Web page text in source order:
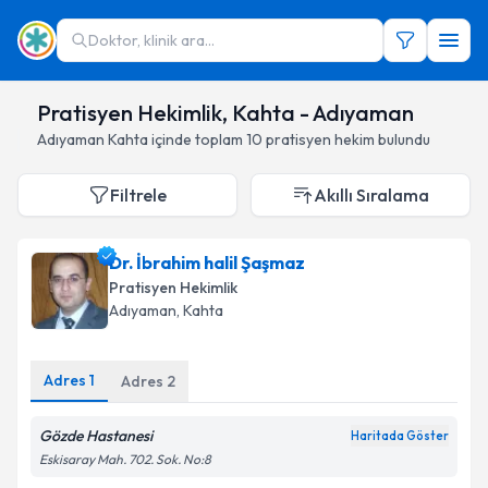
Doktor, klinik ara...
Pratisyen Hekimlik, Kahta - Adıyaman
Adıyaman Kahta içinde toplam 10 pratisyen hekim bulundu
Filtrele Akıllı Sıralama
Dr. İbrahim halil Şaşmaz
Pratisyen Hekimlik
Adıyaman, Kahta
Adres 1 Adres 2
Gözde Hastanesi Haritada Göster
Eskisaray Mah. 702. Sok. No:8